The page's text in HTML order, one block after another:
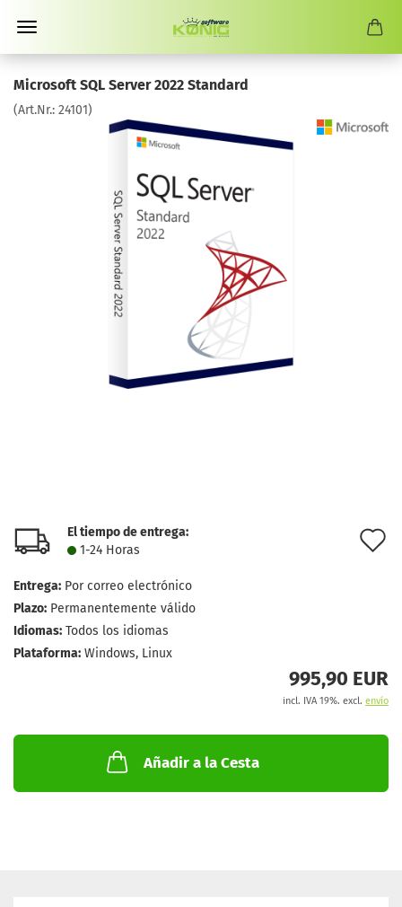
Microsoft SQL Server 2022 Standard
(Art.Nr.: 24101)
El tiempo de entrega:
1-24 Horas
Entrega: Por correo electrónico
Plazo: Permanentemente válido
Idiomas: Todos los idiomas
Plataforma: Windows, Linux
995,90 EUR
incl. IVA 19%. excl. envío
Añadir a la Cesta